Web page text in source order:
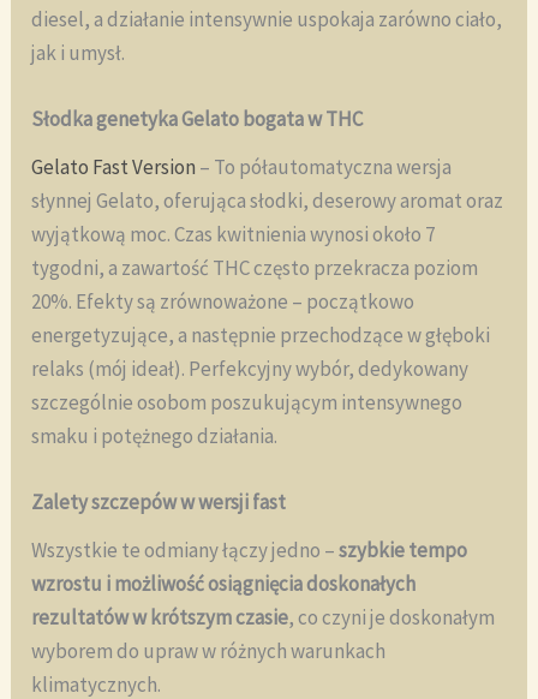
diesel, a działanie intensywnie uspokaja zarówno ciało,
jak i umysł.
Słodka genetyka Gelato bogata w THC
Gelato Fast Version – To półautomatyczna wersja
słynnej Gelato, oferująca słodki, deserowy aromat oraz
wyjątkową moc. Czas kwitnienia wynosi około 7
tygodni, a zawartość THC często przekracza poziom
20%. Efekty są zrównoważone – początkowo
energetyzujące, a następnie przechodzące w głęboki
relaks (mój ideał). Perfekcyjny wybór, dedykowany
szczególnie osobom poszukującym intensywnego
smaku i potężnego działania.
Zalety szczepów w wersji fast
Wszystkie te odmiany łączy jedno –szybkie tempo
wzrostu i możliwość osiągnięcia doskonałych
rezultatów w krótszym czasie, co czyni je doskonałym
wyborem do upraw w różnych warunkach
klimatycznych.